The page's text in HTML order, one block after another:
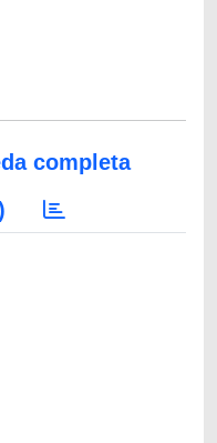
completa